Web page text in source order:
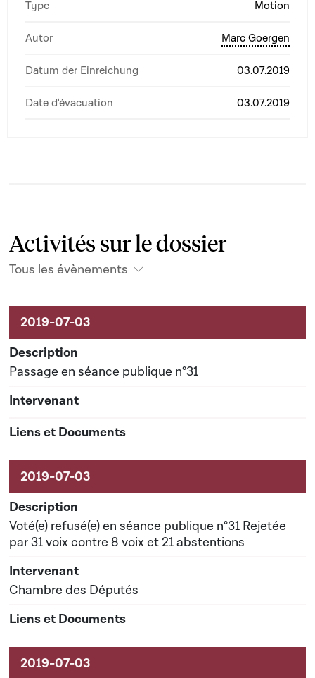
Type Motion
Autor Marc Goergen
Datum der Einreichung 03.07.2019
Date d'évacuation 03.07.2019
Activités sur le dossier
Tous les évènements
Activités sur le dossier
Passage en séance publique n°31
Voté(e) refusé(e) en séance publique n°31 Rejetée
par 31 voix contre 8 voix et 21 abstentions
Chambre des Députés